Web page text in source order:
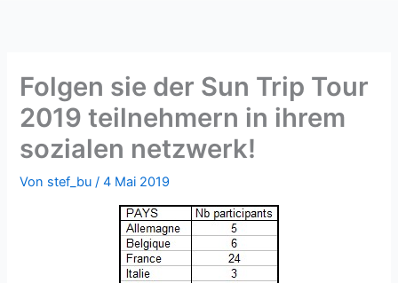
Folgen sie der Sun Trip Tour
2019 teilnehmern in ihrem
sozialen netzwerk!
Von stef_bu/4 Mai 2019